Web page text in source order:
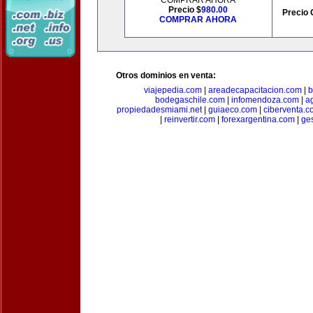
Precio $980.00
COMPRAR AHORA
Precio
Otros dominios en venta:
viajepedia.com| areadecapacitacion.com|
bodegaschile.com| infomendoza.com|
propiedadesmiami.net| guiaeco.com|
reinvertir.com| forexargentina.com|